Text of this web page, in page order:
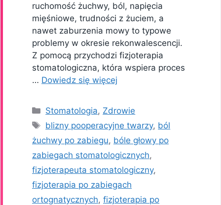
ruchomość żuchwy, ból, napięcia
mięśniowe, trudności z żuciem, a
nawet zaburzenia mowy to typowe
problemy w okresie rekonwalescencji.
Z pomocą przychodzi fizjoterapia
stomatologiczna, która wspiera proces
… Dowiedz się więcej
Kategorie
Stomatologia, Zdrowie
Tagi
blizny pooperacyjne twarzy, ból
żuchwy po zabiegu, bóle głowy po
zabiegach stomatologicznych,
fizjoterapeuta stomatologiczny,
fizjoterapia po zabiegach
ortognatycznych, fizjoterapia po